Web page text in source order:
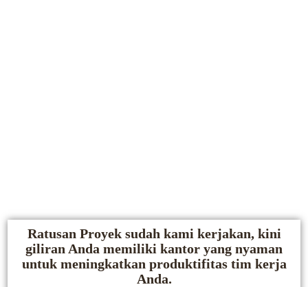
Ratusan Proyek sudah kami kerjakan, kini
giliran Anda memiliki kantor yang nyaman
untuk meningkatkan produktifitas tim kerja
Anda.